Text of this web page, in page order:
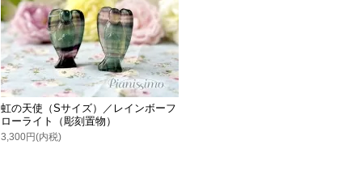
虹の天使（Sサイズ）／レインボーフ
ローライト（彫刻置物）
3,300円(内税)